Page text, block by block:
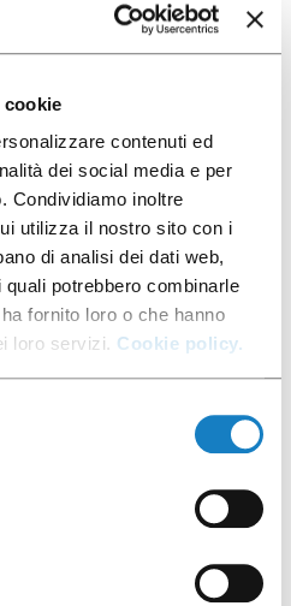
contenuti ed
dei social media e per
Condividiamo inoltre
utilizza il nostro sito con i
di analisi dei dati web,
potrebbero combinarle
fornito loro o che hanno
loro servizi. Cookie policy.